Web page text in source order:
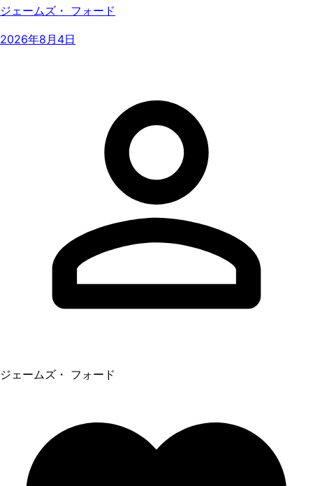
ジェームズ・ フォード
2026年8月4日
ジェームズ・ フォード